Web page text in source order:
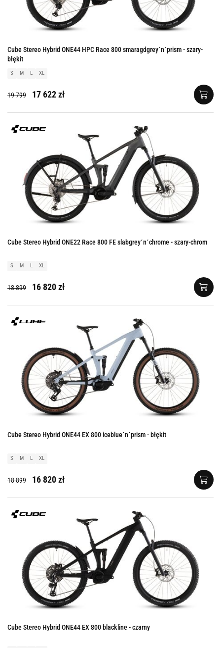
Cube Stereo Hybrid ONE44 HPC Race 800 smaragdgrey´n´prism - szary-
błękit
S M L XL
19 799 17 622 zł
Cube Stereo Hybrid ONE22 Race 800 FE slabgrey´n´chrome - szary-chrom
S M L XL
18 899 16 820 zł
Cube Stereo Hybrid ONE44 EX 800 iceblue´n´prism - błękit
S M L XL
18 899 16 820 zł
Cube Stereo Hybrid ONE44 EX 800 blackline - czarny